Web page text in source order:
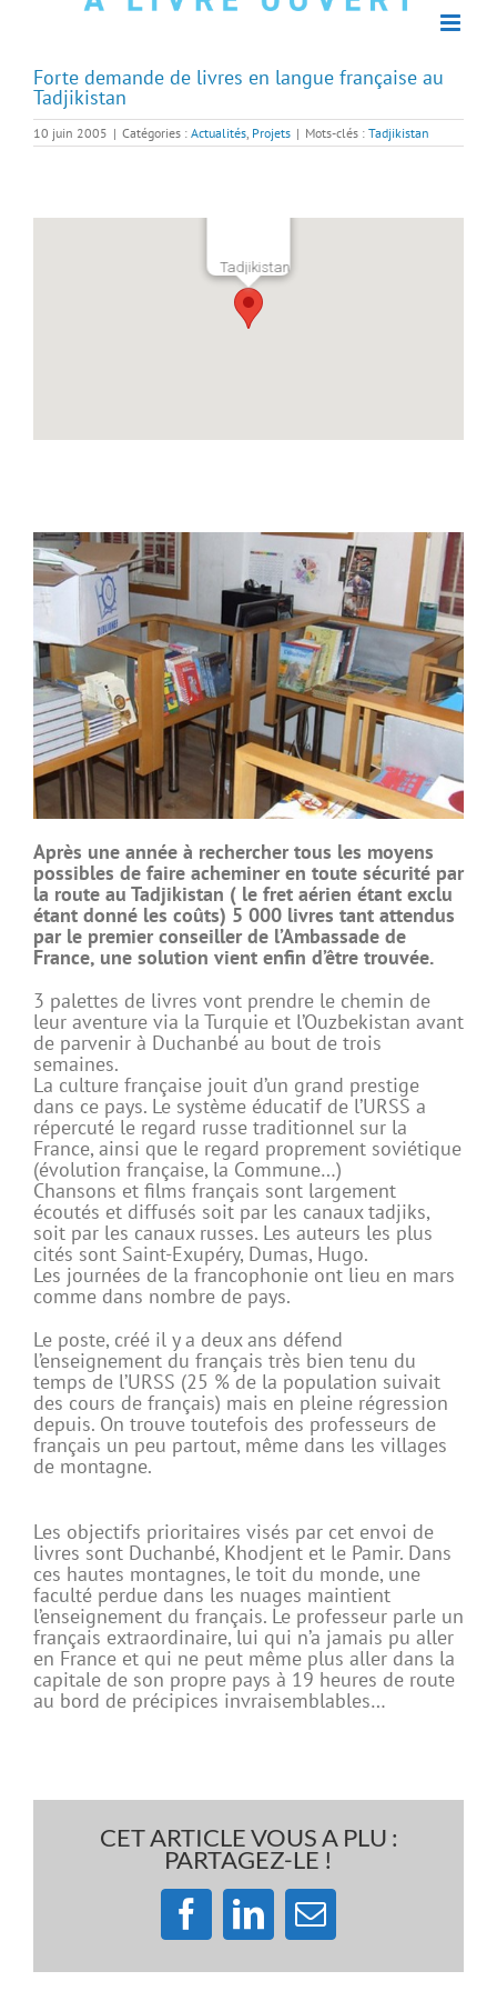
Forte demande de livres en langue française au
Tadjikistan
10 juin 2005 | Catégories : Actualités Projets | Mots-clés : Tadjikistan
Tadjikistan
Après une année à rechercher tous les moyens
possibles de faire acheminer en toute sécurité par
la route au Tadjikistan ( le fret aérien étant exclu
étant donné les coûts) 5 000 livres tant attendus
par le premier conseiller de l’Ambassade de
France, une solution vient enfin d’être trouvée.
3 palettes de livres vont prendre le chemin de
leur aventure via la Turquie et l’Ouzbekistan avant
de parvenir à Duchanbé au bout de trois
semaines.
La culture française jouit d’un grand prestige
dans ce pays. Le système éducatif de l’URSS a
répercuté le regard russe traditionnel sur la
France, ainsi que le regard proprement soviétique
(évolution française, la Commune…)
Chansons et films français sont largement
écoutés et diffusés soit par les canaux tadjiks,
soit par les canaux russes. Les auteurs les plus
cités sont Saint-Exupéry, Dumas, Hugo.
Les journées de la francophonie ont lieu en mars
comme dans nombre de pays.
Le poste, créé il y a deux ans défend
l’enseignement du français très bien tenu du
temps de l’URSS (25 % de la population suivait
des cours de français) mais en pleine régression
depuis. On trouve toutefois des professeurs de
français un peu partout, même dans les villages
de montagne.
Les objectifs prioritaires visés par cet envoi de
livres sont Duchanbé, Khodjent et le Pamir. Dans
ces hautes montagnes, le toit du monde, une
faculté perdue dans les nuages maintient
l’enseignement du français. Le professeur parle un
français extraordinaire, lui qui n’a jamais pu aller
en France et qui ne peut même plus aller dans la
capitale de son propre pays à 19 heures de route
au bord de précipices invraisemblables…
CET ARTICLE VOUS A PLU :
PARTAGEZ-LE !
Facebook
LinkedIn
Email